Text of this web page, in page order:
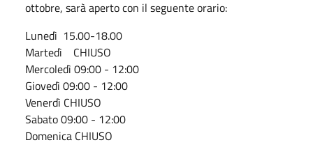
ottobre, sarà aperto con il seguente orario:
Lunedì 15.00-18.00
Martedì CHIUSO
Mercoledì 09:00 - 12:00
Giovedì 09:00 - 12:00
Venerdì CHIUSO
Sabato 09:00 - 12:00
Domenica CHIUSO